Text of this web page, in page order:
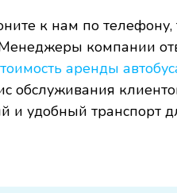
к нам по телефону,
компании
аренды
обслуживания
и удобный транспорт